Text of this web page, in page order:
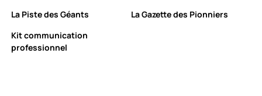
La Piste des Géants
La Gazette des Pionniers
Kit communication
professionnel